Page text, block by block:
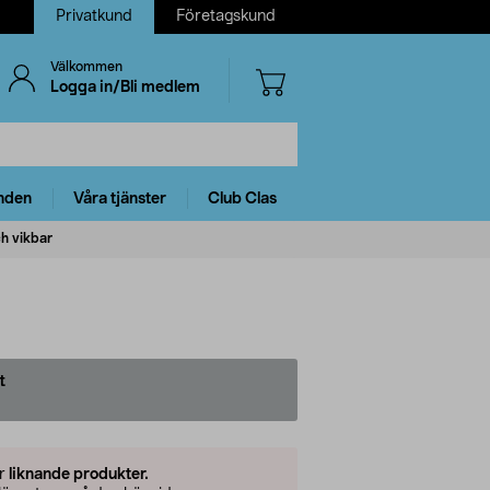
Privatkund Företagskund
Välkommen
Logga in/Bli medlem
Våra tjänster Club Clas
vikbar
liknande produkter.